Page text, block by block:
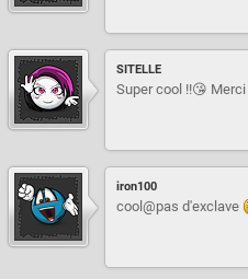
SITELLE
Super cool !!😘 Merci
iron100
cool@pas d'exclave